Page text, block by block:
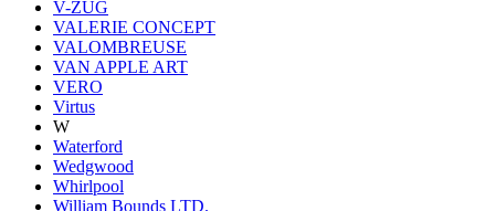
V-ZUG
VALERIE CONCEPT
VALOMBREUSE
VAN APPLE ART
VERO
Virtus
W
Waterford
Wedgwood
Whirlpool
William Bounds LTD.